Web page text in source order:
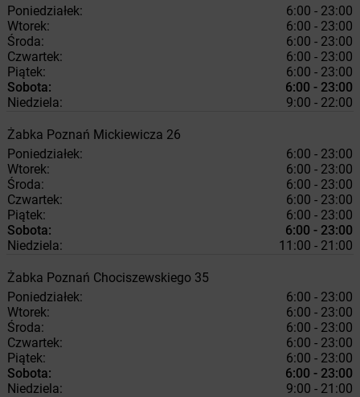
Poniedziałek:
6:00 - 23:00
Wtorek:
6:00 - 23:00
Środa:
6:00 - 23:00
Czwartek:
6:00 - 23:00
Piątek:
6:00 - 23:00
Sobota:
6:00 - 23:00
Niedziela:
9:00 - 22:00
Żabka Poznań Mickiewicza 26
Poniedziałek:
6:00 - 23:00
Wtorek:
6:00 - 23:00
Środa:
6:00 - 23:00
Czwartek:
6:00 - 23:00
Piątek:
6:00 - 23:00
Sobota:
6:00 - 23:00
Niedziela:
11:00 - 21:00
Żabka Poznań Chociszewskiego 35
Poniedziałek:
6:00 - 23:00
Wtorek:
6:00 - 23:00
Środa:
6:00 - 23:00
Czwartek:
6:00 - 23:00
Piątek:
6:00 - 23:00
Sobota:
6:00 - 23:00
Niedziela:
9:00 - 21:00